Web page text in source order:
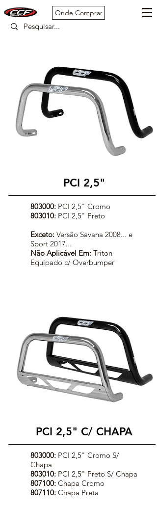
Onde Comprar
PCI 2,5"
803000: PCI 2,5" Cromo
803010:PCI 2,5" Preto
Exceto: Versão Savana 2008... e
Sport 2017...
Não Aplicável Em:Triton
Equipado c/ Overbumper
PCI 2,5" C/ CHAPA
803000: PCI 2,5" Cromo S/
Chapa
803010: PCI 2,5" Preto S/ Chapa
807100:Chapa Cromo
807110: Chapa Preta